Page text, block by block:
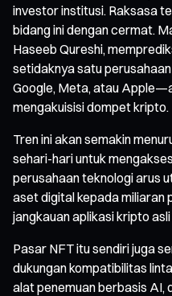
investor institusi. Raksasa
bidang ini dengan cermat.
Haseeb Qureshi,
setidaknya satu
Google, Meta, atau
mengakuisisi dompet kripto.
Tren ini akan semakin
sehari-hari untuk
perusahaan teknologi arus
aset digital kepada miliaran
jangkauan aplikasi kripto
Pasar NFT itu sendiri juga
dukungan kompatibilitas
alat penemuan berbasis